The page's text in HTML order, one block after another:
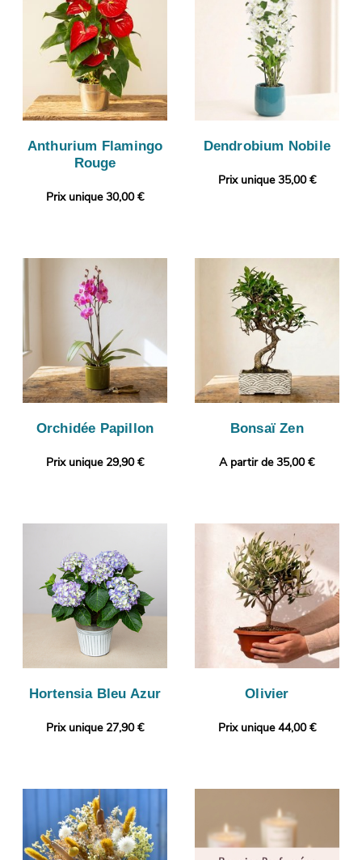
Anthurium Flamingo
Rouge
Prix unique 30,00 €
Dendrobium Nobile
Prix unique 35,00 €
Orchidée Papillon
Prix unique 29,90 €
Bonsaï Zen
A partir de 35,00 €
Hortensia Bleu Azur
Prix unique 27,90 €
Olivier
Prix unique 44,00 €